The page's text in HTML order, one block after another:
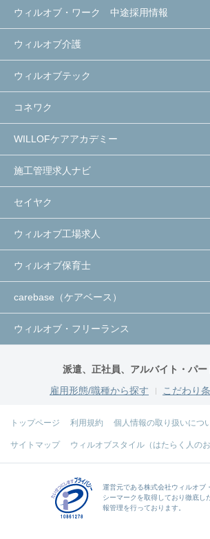
ウィルオブ・ワーク 中途採用情報
ウィルオブ介護
ウィルオブテック
コネワク
WILLOFケアアカデミー
施工管理求人ナビ
セイヤク
ウィルオブ工場求人
ウィルオブ保育士
carebase（ケアベース）
ウィルオブ・フリーランス
派遣、正社員、アルバイト・パー
雇用形態/職種から探す
こだわり
トップページ 利用規約 個人情報の取り扱いにつ
サイトマップ ウィルオブスタイル（はたらく人のお
運営元である株式会社ウィルオブ
シーマークを取得しており徹底し
報管理を行っております。